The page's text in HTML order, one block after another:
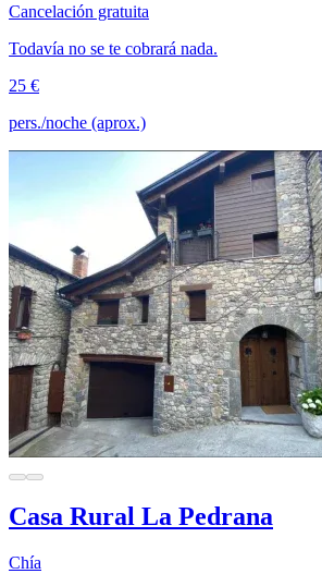
Cancelación gratuita
Todavía no se te cobrará nada.
25 €
pers./noche (aprox.)
Casa Rural La Pedrana
Chía